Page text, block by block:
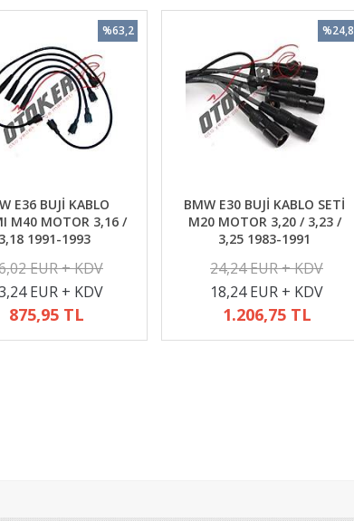
E36 BUJİ KABLO
M40 MOTOR 3,16 /
3,18 1991-1993
EUR + KDV
EUR + KDV
875,95 TL
%63,2
BMW E30 BUJİ KABLO SETİ
M20 MOTOR 3,20 / 3,23 /
3,25 1983-1991
24,24 EUR + KDV
18,24 EUR + KDV
1.206,75 TL
%24,8